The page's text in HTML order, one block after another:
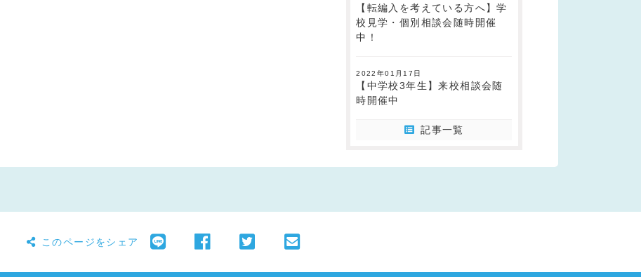
【転編入を考えている方へ】学
校見学・個別相談会随時開催
中！
2022年01月17日
【中学校3年生】来校相談会随
時開催中
記事一覧
このページをシェア